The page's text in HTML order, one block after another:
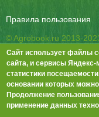
Правила пользования
© Agrobook.ru 2013-
активная ссылка на
344000, Ростов-на-
Тел./факс: +7 (863)
Возрастная категория
премодерируются.
Гала Алиевна
Сайт использует файлы
сайта, и сервисы
статистики
основании которых
Продолжение
применение данных